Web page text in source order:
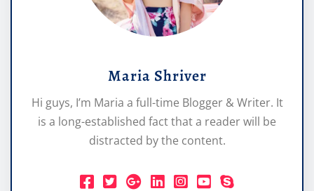
Maria Shriver
Hi guys, I’m Maria a full-time Blogger & Writer. It
is a long-established fact that a reader will be
distracted by the content.